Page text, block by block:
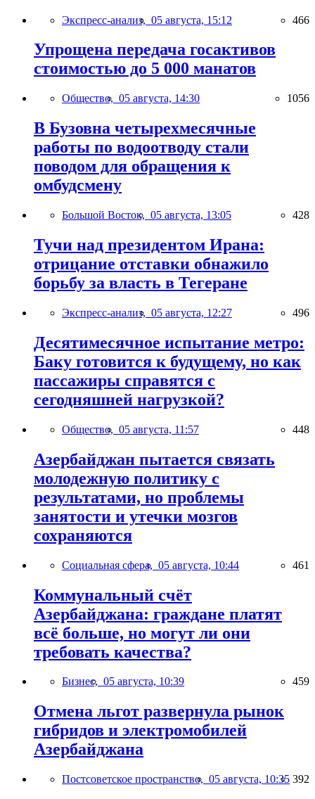
Экспресс-анализ, 05 августа, 15:12 466
Упрощена передача госактивов
стоимостью до 5 000 манатов
Общество, 05 августа, 14:30 1056
В Бузовна четырехмесячные
работы по водоотводу стали
поводом для обращения к
омбудсмену
Большой Восток, 05 августа, 13:05 428
Тучи над президентом Ирана:
отрицание отставки обнажило
борьбу за власть в Тегеране
Экспресс-анализ, 05 августа, 12:27 496
Десятимесячное испытание метро:
Баку готовится к будущему, но как
пассажиры справятся с
сегодняшней нагрузкой?
Общество, 05 августа, 11:57 448
Азербайджан пытается связать
молодежную политику с
результатами, но проблемы
занятости и утечки мозгов
сохраняются
Социальная сфера, 05 августа, 10:44 461
Коммунальный счёт
Азербайджана: граждане платят
всё больше, но могут ли они
требовать качества?
Бизнес, 05 августа, 10:39 459
Отмена льгот развернула рынок
гибридов и электромобилей
Азербайджана
Постсоветское пространство, 05 августа, 10:35 392